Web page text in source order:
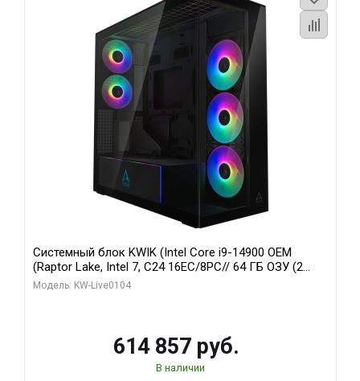
Системный блок KWIK (Intel Core i9-14900 OEM
(Raptor Lake, Intel 7, C24 16EC/8PC// 64 ГБ ОЗУ (2
модуля)/ Afox RTX4090 24GB GDDR6X 384-Bit 3xDP
Модель: KW-Live0104
614 857 руб.
В наличии